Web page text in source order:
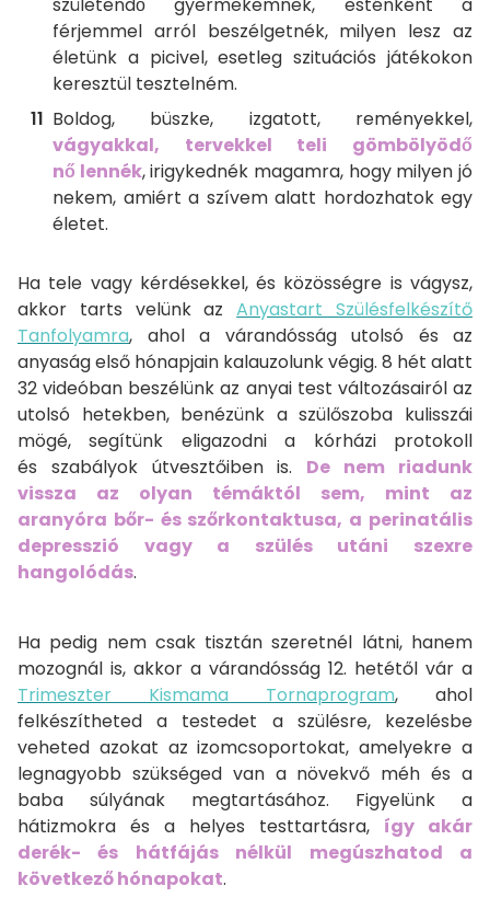
születendő gyermekemnek, esténként a
férjemmel arról beszélgetnék, milyen lesz az
életünk a picivel, esetleg szituációs játékokon
keresztül tesztelném.
Boldog, büszke, izgatott, reményekkel,
vágyakkal, tervekkel teli gömbölyödő
nő lennék, irigykednék magamra, hogy milyen jó
nekem, amiért a szívem alatt hordozhatok egy
életet.
Ha tele vagy kérdésekkel, és közösségre is vágysz,
akkor tarts velünk azAnyastart Szülésfelkészítő
Tanfolyamra, ahol a várandósság utolsó és az
anyaság első hónapjain kalauzolunk végig. 8 hét alatt
32 videóban beszélünk az anyai test változásairól az
utolsó hetekben, benézünk a szülőszoba kulisszái
mögé, segítünk eligazodni a kórházi protokoll
és szabályok útvesztőiben is. De nem riadunk
vissza az olyan témáktól sem, mint az
aranyóra bőr- és szőrkontaktusa, a perinatális
depresszió vagy a szülés utáni szexre
hangolódás.
Ha pedig nem csak tisztán szeretnél látni, hanem
mozognál is, akkor a várandósság 12. hetétől vár a
Trimeszter Kismama Tornaprogram, ahol
felkészítheted a testedet a szülésre, kezelésbe
veheted azokat az izomcsoportokat, amelyekre a
legnagyobb szükséged van a növekvő méh és a
baba súlyának megtartásához. Figyelünk a
hátizmokra és a helyes testtartásra, így akár
derék- és hátfájás nélkül megúszhatod a
következő hónapokat.